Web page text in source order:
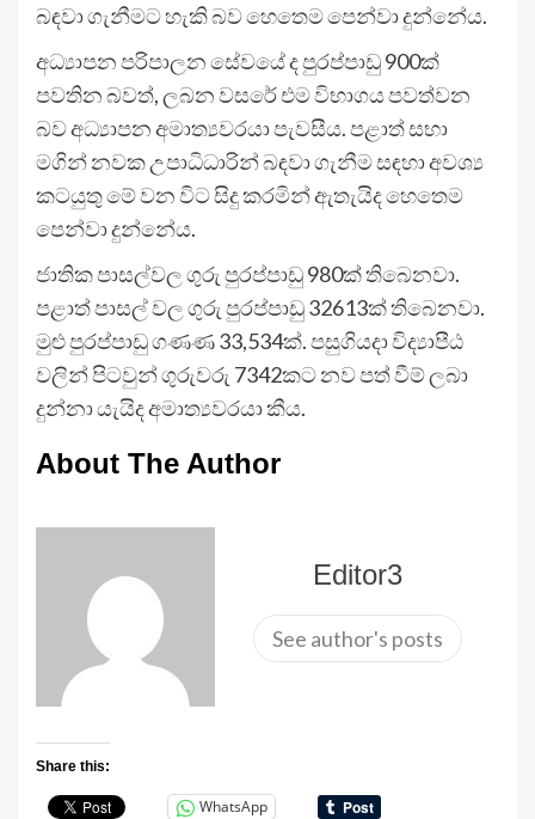
බඳවා ගැනීමට හැකි බව හෙතෙම පෙන්වා දුන්නේය.
අධ්‍යාපන පරිපාලන සේවයේ ද පුරප්පාඩු 900ක්
පවතින බවත්, ලබන වසරේ එම විභාගය පවත්වන
බව අධ්‍යාපන අමාත්‍යවරයා පැවසීය. පළාත් සභා
මගින් නවක උපාධිධාරින් බඳවා ගැනීම සඳහා අවශ්‍ය
කටයුතු මේ වන විට සිදු කරමින් ඇතැයිද හෙතෙම
පෙන්වා දුන්නේය.
ජාතික පාසල්වල ගුරු පුරප්පාඩු 980ක් තිබෙනවා.
පළාත් පාසල් වල ගුරු පුරප්පාඩු 32613ක් තිබෙනවා.
මුළු පුරප්පාඩු ගණණ 33,534ක්. පසුගියදා විද්‍යාපීඨ
වලින් පිටවුන් ගුරුවරු 7342කට නව පත් වීම් ලබා
දුන්නා යැයිද අමාත්‍යවරයා කීය.
About The Author
Editor3
See author's posts
Share this:
WhatsApp